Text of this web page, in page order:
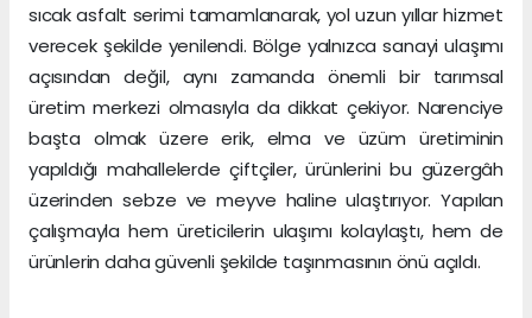
sıcak asfalt serimi tamamlanarak, yol uzun yıllar hizmet
verecek şekilde yenilendi. Bölge yalnızca sanayi ulaşımı
açısından değil, aynı zamanda önemli bir tarımsal
üretim merkezi olmasıyla da dikkat çekiyor. Narenciye
başta olmak üzere erik, elma ve üzüm üretiminin
yapıldığı mahallelerde çiftçiler, ürünlerini bu güzergâh
üzerinden sebze ve meyve haline ulaştırıyor. Yapılan
çalışmayla hem üreticilerin ulaşımı kolaylaştı, hem de
ürünlerin daha güvenli şekilde taşınmasının önü açıldı.